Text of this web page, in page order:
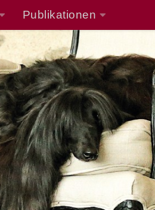
Publikationen